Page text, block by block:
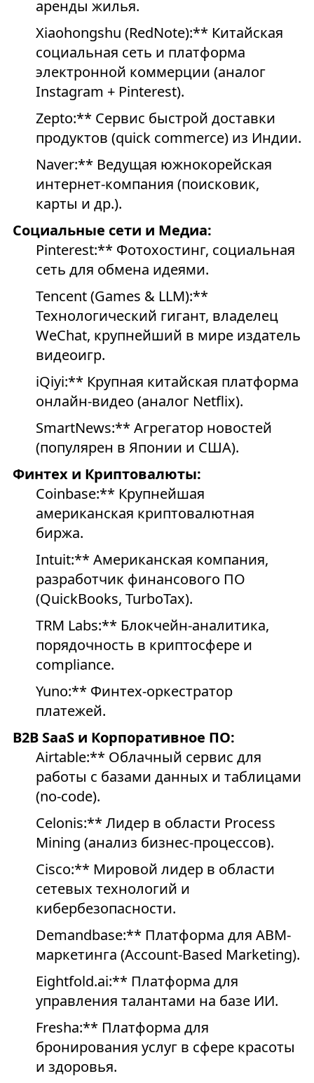
аренды жилья.
Xiaohongshu (RedNote):** Китайская
социальная сеть и платформа
электронной коммерции (аналог
Instagram + Pinterest).
Zepto:** Сервис быстрой доставки
продуктов (quick commerce) из Индии.
Naver:** Ведущая южнокорейская
интернет-компания (поисковик,
карты и др.).
Социальные сети и Медиа:
Pinterest:** Фотохостинг, социальная
сеть для обмена идеями.
Tencent (Games & LLM):**
Технологический гигант, владелец
WeChat, крупнейший в мире издатель
видеоигр.
iQiyi:** Крупная китайская платформа
онлайн-видео (аналог Netflix).
SmartNews:** Агрегатор новостей
(популярен в Японии и США).
Финтех и Криптовалюты:
Coinbase:** Крупнейшая
американская криптовалютная
биржа.
Intuit:** Американская компания,
разработчик финансового ПО
(QuickBooks, TurboTax).
TRM Labs:** Блокчейн-аналитика,
порядочность в криптосфере и
compliance.
Yuno:** Финтех-оркестратор
платежей.
B2B SaaS и Корпоративное ПО:
Airtable:** Облачный сервис для
работы с базами данных и таблицами
(no-code).
Celonis:** Лидер в области Process
Mining (анализ бизнес-процессов).
Cisco:** Мировой лидер в области
сетевых технологий и
кибербезопасности.
Demandbase:** Платформа для ABM-
маркетинга (Account-Based Marketing).
Eightfold.ai:** Платформа для
управления талантами на базе ИИ.
Freshа:** Платформа для
бронирования услуг в сфере красоты
и здоровья.